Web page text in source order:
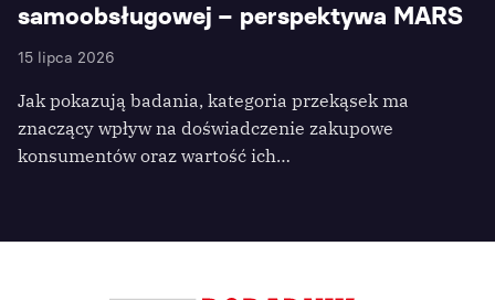
samoobsługowej – perspektywa MARS
15 lipca 2026
Jak pokazują badania, kategoria przekąsek ma
znaczący wpływ na doświadczenie zakupowe
konsumentów oraz wartość ich…